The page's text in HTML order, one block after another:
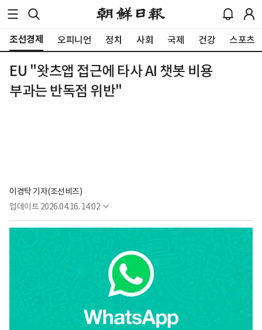
조선경제 오피니언 정치 사회 국제 건강 스포츠
EU "왓츠앱 접근에 타사 AI 챗봇 비용
부과는 반독점 위반"
이경탁 기자(조선비즈)
업데이트 2026.04.16. 14:02